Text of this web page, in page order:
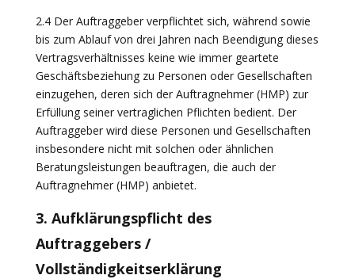
2.4 Der Auftraggeber verpflichtet sich, während sowie
bis zum Ablauf von drei Jahren nach Beendigung dieses
Vertragsverhältnisses keine wie immer geartete
Geschäftsbeziehung zu Personen oder Gesellschaften
einzugehen, deren sich der Auftragnehmer (HMP) zur
Erfüllung seiner vertraglichen Pflichten bedient. Der
Auftraggeber wird diese Personen und Gesellschaften
insbesondere nicht mit solchen oder ähnlichen
Beratungsleistungen beauftragen, die auch der
Auftragnehmer (HMP) anbietet.
3. Aufklärungspflicht des
Auftraggebers /
Vollständigkeitserklärung